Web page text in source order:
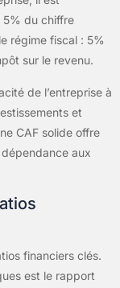
5% du chiffre
régime fiscal : 5%
sur le revenu.
de l’entreprise à
et
CAF solide offre
aux
financiers clés.
est le rapport